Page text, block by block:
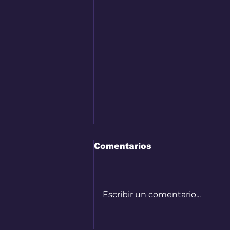
Comentarios
Escribir un comentario...